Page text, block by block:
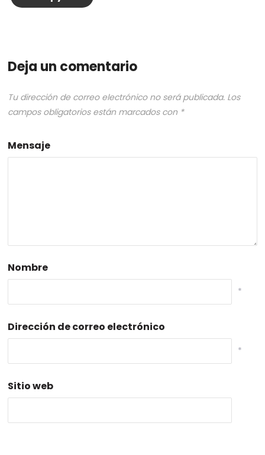
Deja un comentario
Tu dirección de correo electrónico no será publicada. Los
campos obligatorios están marcados con *
Mensaje
Nombre
*
Dirección de correo electrónico
*
Sitio web